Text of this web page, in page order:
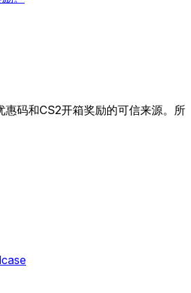
码和CS2开箱奖励的可信来源。所